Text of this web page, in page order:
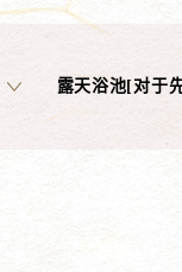
露天浴池[对于